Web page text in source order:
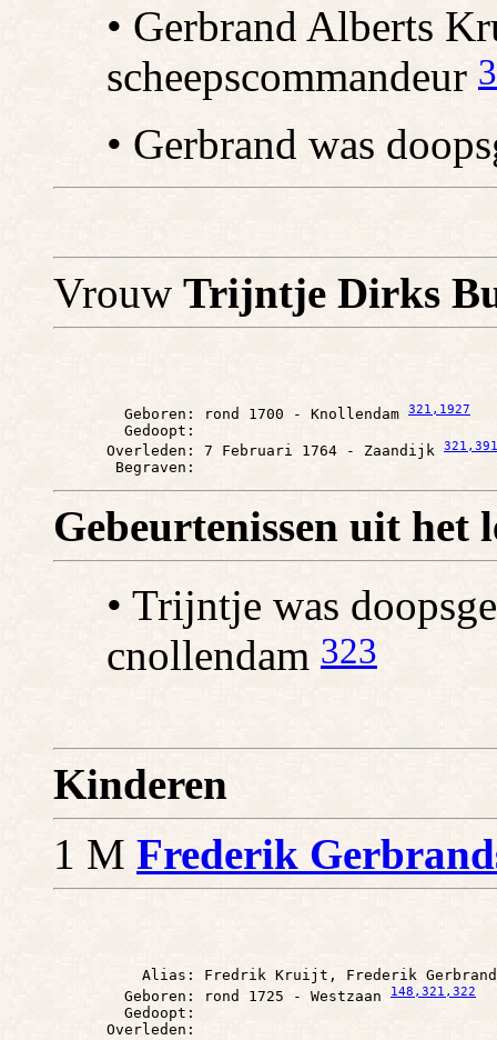
• Gerbrand Alberts
scheepscommandeur
• Gerbrand was
Vrouw Trijntje Dirks
        Geboren: rond 1700 - Knollendam
321 ,1927
        Gedoopt:
      Overleden: 7 Februari 1764 - Zaandijk
321 ,391
Gebeurtenissen uit het
• Trijntje was
cnollendam 323
Kinderen
1 M Frederik
Alias: Fredrik Kruijt, Frederik
        Geboren: rond 1725 - Westzaan
148 ,321 ,322
        Gedoopt:
      Overleden: